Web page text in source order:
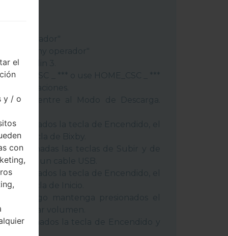
y operador"
a Odin 3.
use CSC _ *** o use HOME_CSC _ ***
y entre al Modo de Descarga.
presionados la tecla de Encendido, el
y la tecla de Bixby.
presionadas las teclas de Subir y de
un cable USB.
presionados la tecla de Encendido, el
y la tecla de Inicio.
luego mantenga presionados el
de Bajar volumen.
presionados la tecla de Encendido y
el
y / o
con